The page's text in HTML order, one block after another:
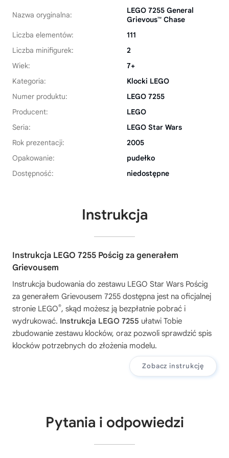
Nazwa oryginalna:
LEGO 7255 General
Grievous™ Chase
Liczba elementów:
111
Liczba minifigurek:
2
Wiek:
7+
Kategoria:
Klocki LEGO
Numer produktu:
LEGO 7255
Producent:
LEGO
Seria:
LEGO Star Wars
Rok prezentacji:
2005
Opakowanie:
pudełko
Dostępność:
niedostępne
Instrukcja
Instrukcja LEGO 7255 Pościg za generałem
Grievousem
Instrukcja budowania do zestawu LEGO Star Wars Pościg
za generałem Grievousem 7255 dostępna jest na oficjalnej
stronie LEGO®, skąd możesz ją bezpłatnie pobrać i
wydrukować. Instrukcja LEGO 7255 ułatwi Tobie
zbudowanie zestawu klocków, oraz pozwoli sprawdzić spis
klocków potrzebnych do złożenia modelu.
Zobacz instrukcję
Pytania i odpowiedzi